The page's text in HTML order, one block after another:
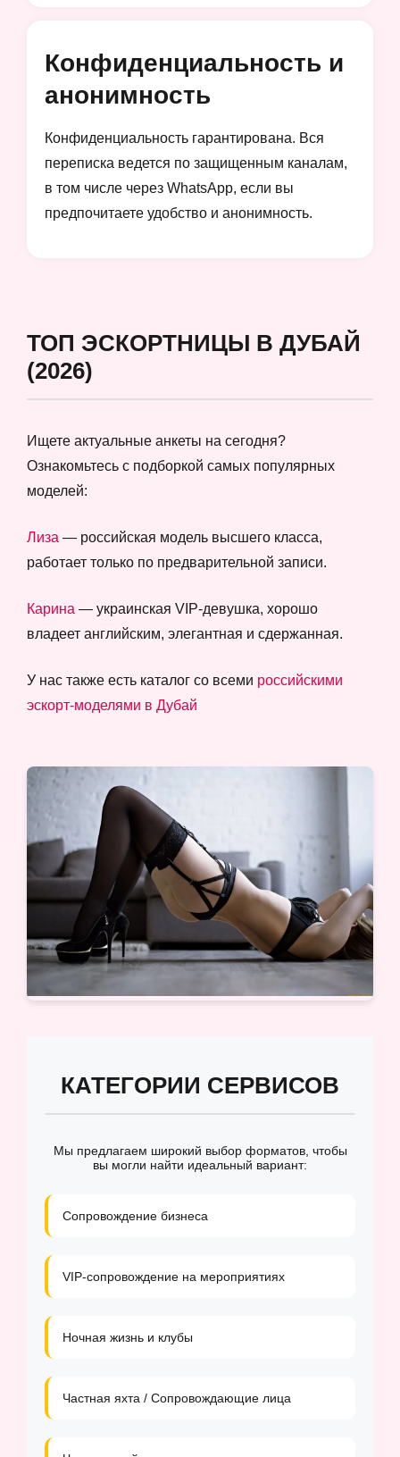
Конфиденциальность и
анонимность
Конфиденциальность гарантирована. Вся
переписка ведется по защищенным каналам,
в том числе через WhatsApp, если вы
предпочитаете удобство и анонимность.
ТОП ЭСКОРТНИЦЫ В ДУБАЙ
(2026)
Ищете актуальные анкеты на сегодня?
Ознакомьтесь с подборкой самых популярных
моделей:
Лиза — российская модель высшего класса,
работает только по предварительной записи.
Карина — украинская VIP-девушка, хорошо
владеет английским, элегантная и сдержанная.
У нас также есть каталог со всеми российскими
эскорт-моделями в Дубай
КАТЕГОРИИ СЕРВИСОВ
Мы предлагаем широкий выбор форматов, чтобы
вы могли найти идеальный вариант:
Сопровождение бизнеса
VIP-сопровождение на мероприятиях
Ночная жизнь и клубы
Частная яхта / Сопровождающие лица